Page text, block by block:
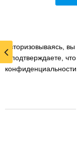
Авторизовываясь,
и подтверждаете,